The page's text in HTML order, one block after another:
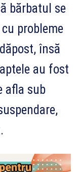
bărbatul se
probleme
însă
au fost
afla sub